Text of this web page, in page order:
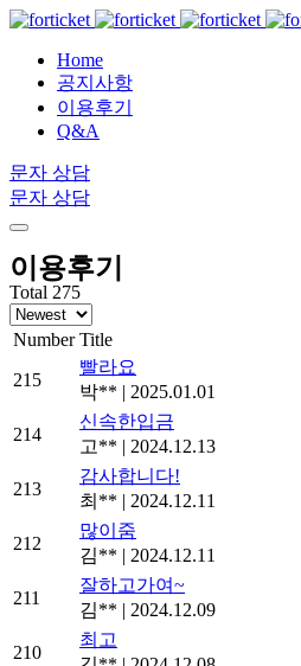
Home
공지사항
이용후기
Q&A
문자 상담
문자 상담
이용후기
Total 275
Number Title
215
빨라요
박** | 2025.01.01
214
신속한입금
고** | 2024.12.13
213
감사합니다!
최** | 2024.12.11
212
많이줌
김** | 2024.12.11
211
잘하고가여~
김** | 2024.12.09
210
최고